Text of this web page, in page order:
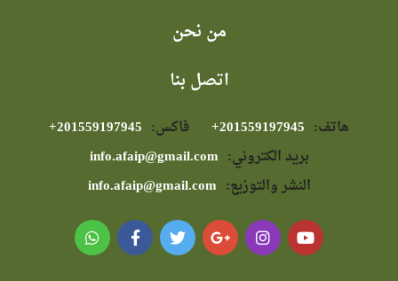
من نحن
اتصل بنا
هاتف: فاكس:
بريد الكتروني: info.afaip@gmail.com
النشر والتوزيع: info.afaip@gmail.com